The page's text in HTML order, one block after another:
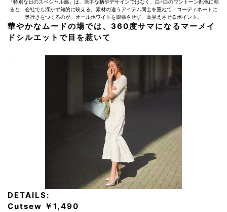
「特別な日のスペシャル感」は、派手な柄やデザインではなく、白×白のワントーン配色に頼
ると、会社でも浮かず知的に映える。素材の違うアイテム同士を重ねて、コーディネートに
奥行きをつくるのが、オールホワイトを膨張させず、高見えさせるポイント。
華やかなムードの場では、360度サマになるマーメイ
ドシルエットで目を惹いて
DETAILS:
Cutsew ￥1,490